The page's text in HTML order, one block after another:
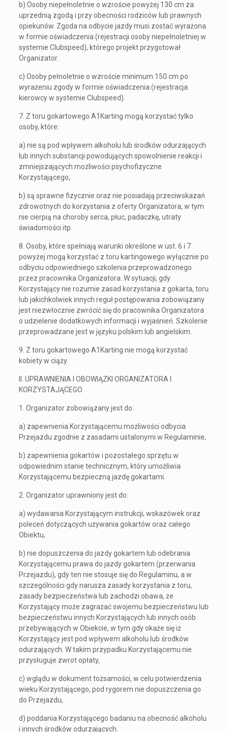
b) Osoby niepełnoletnie o wzroście powyżej 130 cm za
uprzednią zgodą i przy obecności rodziców lub prawnych
opiekunów. Zgoda na odbycie jazdy musi zostać wyrażona
w formie oświadczenia (rejestracji osoby niepełnoletniej w
systemie Clubspeed), którego projekt przygotował
Organizator.
c) Osoby pełnoletnie o wzroście minimum 150 cm po
wyrażeniu zgody w formie oświadczenia (rejestracja
kierowcy w systemie Clubspeed).
7. Z toru gokartowego A1Karting mogą korzystać tylko
osoby, które:
a) nie są pod wpływem alkoholu lub środków odurzających
lub innych substancji powodujących spowolnienie reakcji i
zmniejszających możliwości psychofizyczne
Korzystającego,
b) są sprawne fizycznie oraz nie posiadają przeciwskazań
zdrowotnych do korzystania z oferty Organizatora, w tym
nie cierpią na choroby serca, płuc, padaczkę, utraty
świadomości itp.
8. Osoby, które spełniają warunki określone w ust. 6 i 7
powyżej mogą korzystać z toru kartingowego wyłącznie po
odbyciu odpowiedniego szkolenia przeprowadzonego
przez pracownika Organizatora. W sytuacji, gdy
Korzystający nie rozumie zasad korzystania z gokarta, toru
lub jakichkolwiek innych reguł postępowania zobowiązany
jest niezwłocznie zwrócić się do pracownika Organizatora
o udzielenie dodatkowych informacji i wyjaśnień. Szkolenie
przeprowadzane jest w języku polskim lub angielskim.
9. Z toru gokartowego A1Karting nie mogą korzystać
kobiety w ciąży.
II. UPRAWNIENIA I OBOWIĄZKI ORGANIZATORA I
KORZYSTAJĄCEGO
1. Organizator zobowiązany jest do:
a) zapewnienia Korzystającemu możliwości odbycia
Przejazdu zgodnie z zasadami ustalonymi w Regulaminie,
b) zapewnienia gokartów i pozostałego sprzętu w
odpowiednim stanie technicznym, który umożliwia
Korzystającemu bezpieczną jazdę gokartami.
2. Organizator uprawniony jest do:
a) wydawania Korzystającym instrukcji, wskazówek oraz
poleceń dotyczących używania gokartów oraz całego
Obiektu,
b) nie dopuszczenia do jazdy gokartem lub odebrania
Korzystającemu prawa do jazdy gokartem (przerwania
Przejazdu), gdy ten nie stosuje się do Regulaminu, a w
szczególności gdy narusza zasady korzystania z toru,
zasady bezpieczeństwa lub zachodzi obawa, że
Korzystający może zagrażać swojemu bezpieczeństwu lub
bezpieczeństwu innych Korzystających lub innych osób
przebywających w Obiekcie, w tym gdy okaże się iż
Korzystający jest pod wpływem alkoholu lub środków
odurzających. W takim przypadku Korzystającemu nie
przysługuje zwrot opłaty,
c) wglądu w dokument tożsamości, w celu potwierdzenia
wieku Korzystającego, pod rygorem nie dopuszczenia go
do Przejazdu,
d) poddania Korzystającego badaniu na obecność alkoholu
i innych środków odurzających.